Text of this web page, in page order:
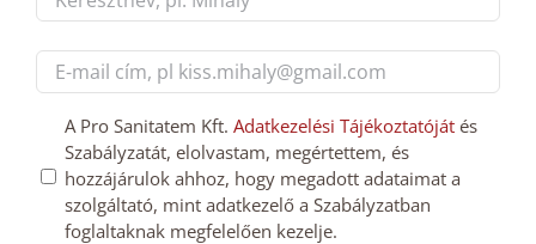
E-
mail
cím
GDPT
hozzájárulás
*
A Pro Sanitatem Kft. Adatkezelési Tájékoztatójátés
Szabályzatát, elolvastam, megértettem, és
hozzájárulok ahhoz, hogy megadott adataimat a
szolgáltató, mint adatkezelő a Szabályzatban
foglaltaknak megfelelően kezelje.